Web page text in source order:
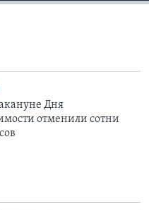
Дня
отменили сотни